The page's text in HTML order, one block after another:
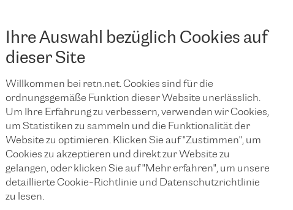
Ihre Auswahl bezüglich Cookies auf
dieser Site
Willkommen bei retn.net. Cookies sind für die
ordnungsgemäße Funktion dieser Website unerlässlich.
Um Ihre Erfahrung zu verbessern, verwenden wir Cookies,
um Statistiken zu sammeln und die Funktionalität der
Website zu optimieren. Klicken Sie auf "Zustimmen", um
Cookies zu akzeptieren und direkt zur Website zu
gelangen, oder klicken Sie auf "Mehr erfahren", um unsere
detaillierte Cookie-Richtlinie und Datenschutzrichtlinie
zu lesen.